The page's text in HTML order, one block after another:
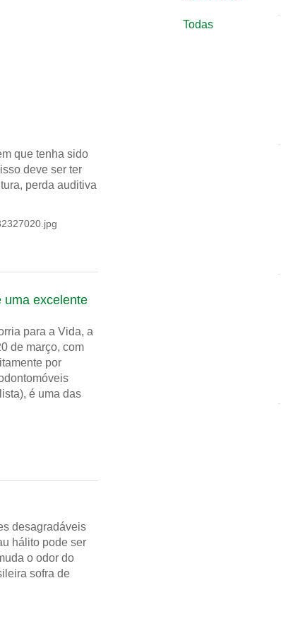
que tenha sido
deve ser ter
perda auditiva
uma excelente
para a Vida, a
de março, com
por
é uma das
desagradáveis
hálito pode ser
o odor do
sofra de
Todas